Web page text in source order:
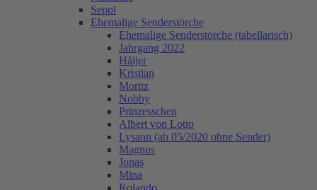
Seppl
Ehemalige Senderstörche
Ehemalige Senderstörche (tabellarisch)
Jahrgang 2022
Håljer
Kristian
Moritz
Nobby
Prinzesschen
Albert von Lotto
Lysann (ab 05/2020 ohne Sender)
Magnus
Jonas
Mina
Rolando